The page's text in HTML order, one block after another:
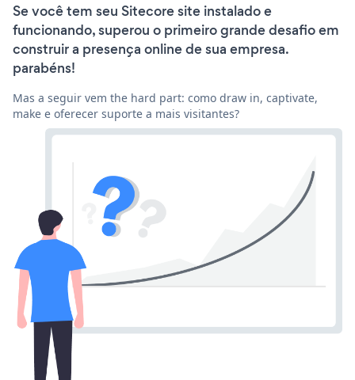
Se você tem seu Sitecore site instalado e
funcionando, superou o primeiro grande desafio em
construir a presença online de sua empresa.
parabéns!
Mas a seguir vem the hard part: como draw in, captivate,
make e oferecer suporte a mais visitantes?